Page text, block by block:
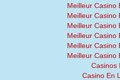
Meilleur Casino
Meilleur Casino
Meilleur Casino
Meilleur Casino
Meilleur Casino
Meilleur Casino
Casinos
Casino En